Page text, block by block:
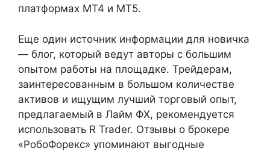
платформах МТ4 и МТ5.
Еще один источник информации для новичка
— блог, который ведут авторы с большим
опытом работы на площадке. Трейдерам,
заинтересованным в большом количестве
активов и ищущим лучший торговый опыт,
предлагаемый в Лайм ФХ, рекомендуется
использовать R Trader. Отзывы о брокере
«РобоФорекс» упоминают выгодные